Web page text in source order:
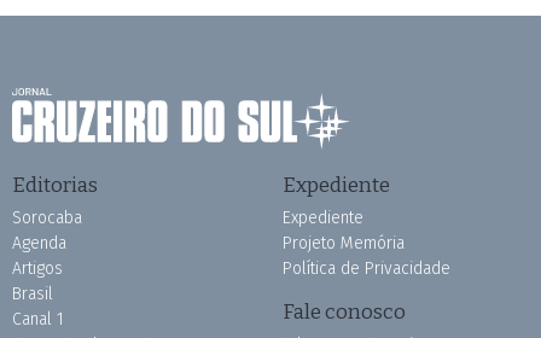
Editorias
Sorocaba
Agenda
Artigos
Brasil
Canal 1
Expediente
Expediente
Projeto Memória
Política de Privacidade
Fale conosco